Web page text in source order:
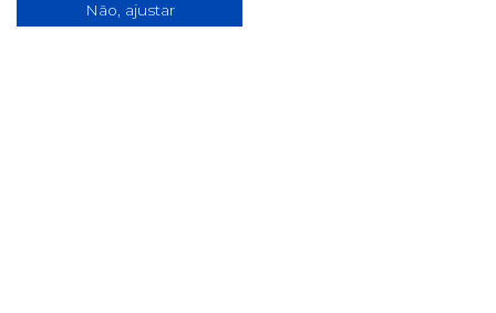
Não, ajustar